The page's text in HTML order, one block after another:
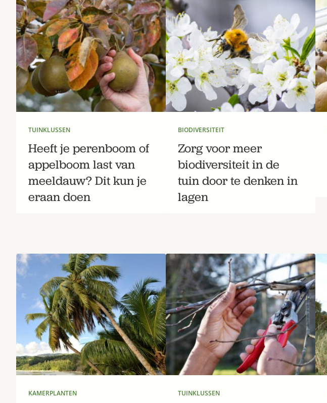
TUINKLUSSEN
Heeft je perenboom of
appelboom last van
meeldauw? Dit kun je
eraan doen
BIODIVERSITEIT
Zorg voor meer
biodiversiteit in de
tuin door te denken in
lagen
KAMERPLANTEN TUINKLUSSEN